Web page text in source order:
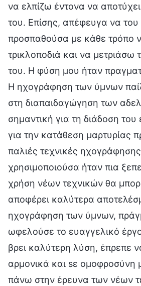
να ελπίζω έντονα να
του. Επίσης, απέφευγα να του
προσπαθούσα με κάθε τρόπο
τρικλοποδιά και να μετριάσω
του. Η φύση μου ήταν
Η ηχογράφηση των ύμνων
στη διαπαιδαγώγηση των
σημαντική για τη διάδοση του
για την κατάθεση μαρτυρίας
παλιές τεχνικές
χρησιμοποιούσα ήταν πια
χρήση νέων τεχνικών θα
αποφέρει καλύτερα
ηχογράφηση των ύμνων,
ωφελούσε το ευαγγελικό
βρει καλύτερη λύση, έπρεπε
αρμονικά και sε ομοφροσύνη
πάνω στην έρευνα των νέων